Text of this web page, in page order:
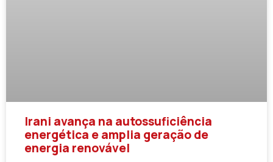
Irani avança na autossuficiência
energética e amplia geração de
energia renovável